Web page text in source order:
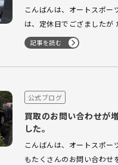
こんばんは、オートスポーツ
は、定休日でござましたが たくさんのお
問い合わせを頂きありがと
た。 本日入庫のイチオシは、GT3ツーリ
ング GTシルバーになります。 フロント
ます。 お探しのお客様
記事を読む
公式ブログ
買取のお問い合わせが
した。
こんばんは、オートスポーツ
もたくさんのお問い合わせ